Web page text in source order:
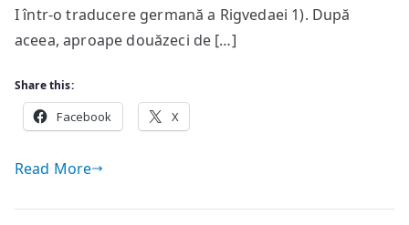
I într-o traducere germană a Rigvedaei 1). După
aceea, aproape douăzeci de […]
Share this:
Facebook X
Read More